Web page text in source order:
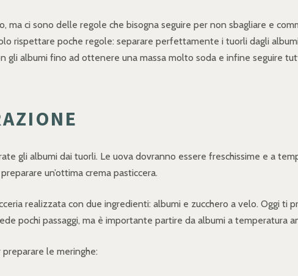
ma ci sono delle regole che bisogna seguire per non sbagliare e
rispettare poche regole: separare perfettamente i tuorli dagli
albumi fino ad ottenere una massa molto soda e infine seguire
gli albumi dai tuorli. Le uova dovranno essere freschissime e a
un’ottima crema pasticcera.
realizzata con due ingredienti: albumi e zucchero a velo. Oggi
pochi passaggi, ma è importante partire da albumi a temperatura
le meringhe: